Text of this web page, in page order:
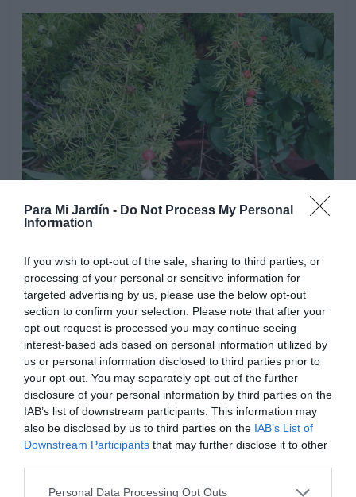
Para Mi Jardín - Do Not Process My Personal
Information
If you wish to opt-out of the sale, sharing to third parties, or
processing of your personal or sensitive information for
targeted advertising by us, please use the below opt-out
section to confirm your selection. Please note that after your
opt-out request is processed you may continue seeing
interest-based ads based on personal information utilized by
us or personal information disclosed to third parties prior to
your opt-out. You may separately opt-out of the further
disclosure of your personal information by third parties on the
IAB’s list of downstream participants. This information may
also be disclosed by us to third parties on the IAB’s List of
Downstream Participants that may further disclose it to other
Personal Data Processing Opt Outs
suelo de plantación, mas frecuentes en primavera y
especialmente en verano, y en ejemplares jóvenes y
recién trasplantados. Los ejemplares adultos pueden
resistir periodos cortos de sequía, una vez bien
establecidos en el terreno, la planta tiene reservas de
agua en los engrosamientos de las raíces, que le
permiten sobrevivir a condiciones de sequía, pero si las
temperaturas estivales son altas, agradecen un
sustrato ligeramente húmedo, para desarrollarse
correctamente. Distanciar los riegos en otoño e invierno